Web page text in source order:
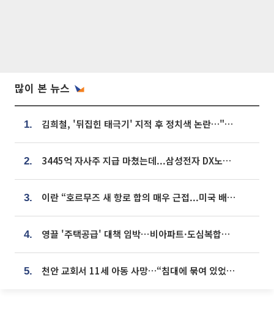
많이 본 뉴스
1. 김희철, '뒤집힌 태극기' 지적 후 정치색 논란…"좌우 떠나 우리나라 국기"
2. 3445억 자사주 지급 마쳤는데...삼성전자 DX노조, 뒤늦은 '떼쓰기 집회'
3. 이란 “호르무즈 새 항로 합의 매우 근접...미국 배상 먼저”
4. 영끌 '주택공급' 대책 임박⋯비아파트·도심복합까지 총동원
5. 천안 교회서 11세 아동 사망…“침대에 묶여 있었다” 진술 확보